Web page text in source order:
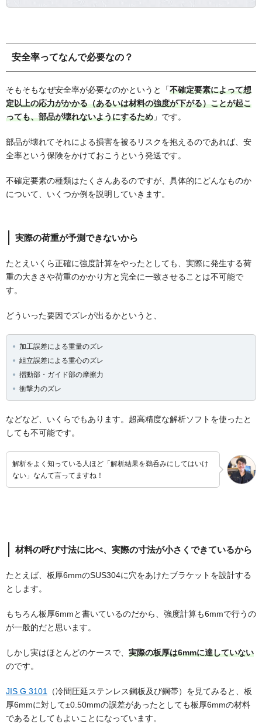
安全率ってなんで必要なの？
そもそもなぜ安全率が必要なのかというと「不確定要素によって想
定以上の応力がかかる（あるいは材料の強度が下がる）ことが起こ
っても、部品が壊れないようにするため 」です。
部品が壊れてそれによる損害を被るリスクを抱えるのであれば、安
全率という保険をかけておこうという発送です。
不確定要素の種類はたくさんあるのですが、具体的にどんなものか
について、いくつか例を説明していきます。
実際の荷重が予測できないから
たとえいくら正確に強度計算をやったとしても、実際に発生する荷
重の大きさや荷重のかかり方と完全に一致させることは不可能で
す。
どういった要因でズレが出るかというと、
加工誤差による重量のズレ
組立誤差による重心のズレ
摺動部・ガイド部の摩擦力
衝撃力のズレ
などなど、いくらでもあります。超高精度な解析ソフトを使ったと
しても不可能です。
解析をよく知っている人ほど「解析結果を鵜呑みにしてはいけ
ない」なんて言ってますね！
材料の呼び寸法に比べ、実際の寸法が小さくできているから
たとえば、板厚6mmのSUS304に穴をあけたブラケットを設計する
とします。
もちろん板厚6mmと書いているのだから、強度計算も6mmで行うの
が一般的だと思います。
しかし実はほとんどのケースで、 実際の板厚は6mmに達していない
のです。
JIS G 3101
（冷間圧延ステンレス鋼板及び鋼帯）を見てみると、板
厚6mmに対して±0.50mmの誤差があったとしても板厚6mmの材料
であるとしてもよいことになっています。